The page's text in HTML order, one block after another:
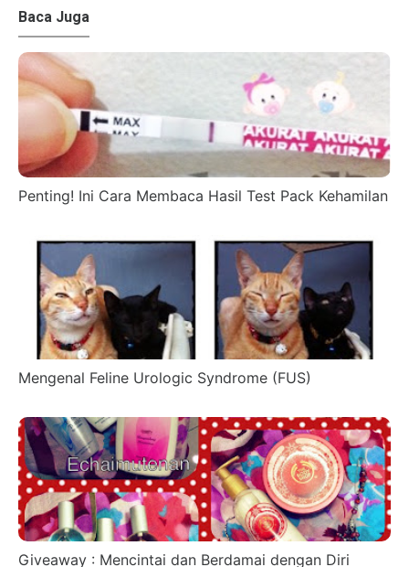
Baca Juga
Penting! Ini Cara Membaca Hasil Test Pack Kehamilan
Mengenal Feline Urologic Syndrome (FUS)
Giveaway : Mencintai dan Berdamai dengan Diri